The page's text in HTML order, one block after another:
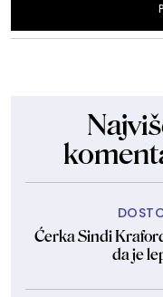
Ćerka Sindi
da je